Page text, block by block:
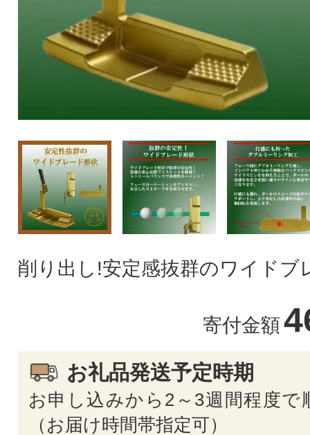
削り出し!安定感抜群のワイドブ
寄付金額
お礼品発送予定時期
お申し込みから2～3週間程度で
（お届け時間帯指定可）